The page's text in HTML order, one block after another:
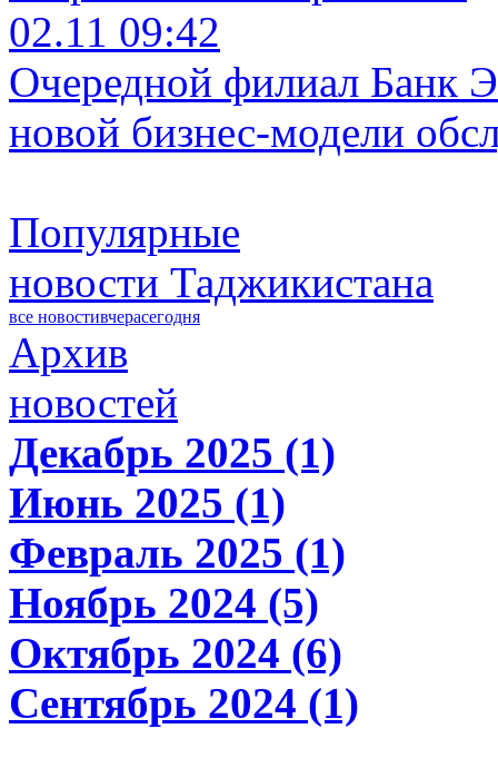
02.11 09:42
Очередной филиал Банк
новой бизнес-модели
Популярные
новости Таджикистана
все новостивчерасегодня
Архив
новостей
Декабрь 2025 (1)
Июнь 2025 (1)
Февраль 2025 (1)
Ноябрь 2024 (5)
Октябрь 2024 (6)
Сентябрь 2024 (1)